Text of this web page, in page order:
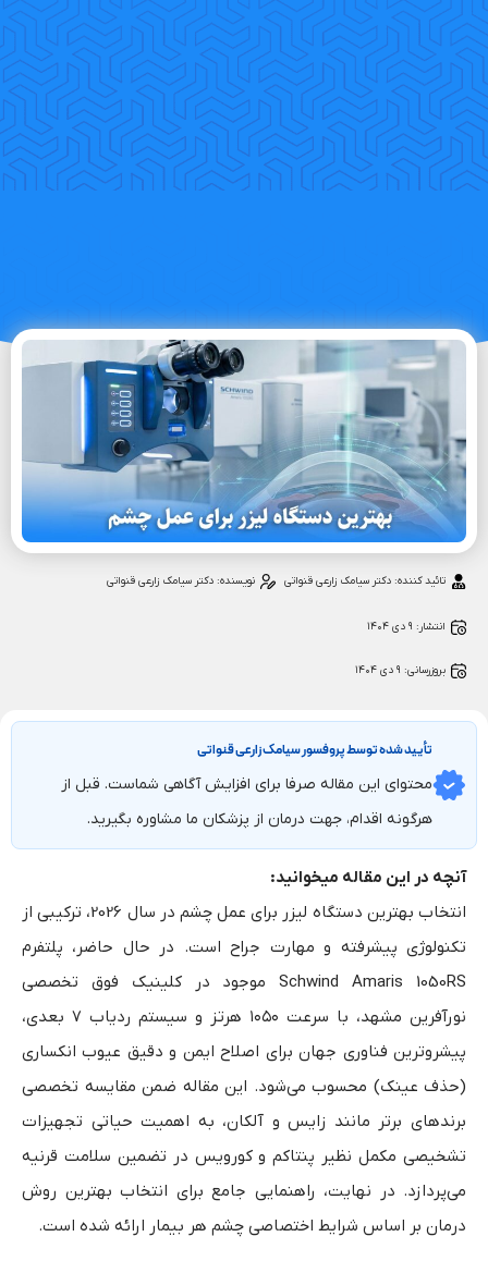
تائید کننده: دکتر سیامک زارعی قنواتی نویسنده: دکتر سیامک زارعی قنواتی
انتشار: ۹ دی ۱۴۰۴
بروزرسانی: ۹ دی ۱۴۰۴
تأیید‌‌‌‌‌‌‌ شده توسط پروفسور سیامک زارعی قنواتی
محتوای این مقاله صرفا برای افزایش آگاهی شماست. قبل از
هرگونه اقدام، جهت درمان از پزشکان ما مشاوره بگیرید.
آنچه در این مقاله میخوانید:
انتخاب بهترین دستگاه لیزر برای عمل چشم در سال 2026، ترکیبی از
تکنولوژی پیشرفته و مهارت جراح است. در حال حاضر، پلتفرم
Schwind Amaris 1050RS موجود در کلینیک فوق تخصصی
نورآفرین مشهد، با سرعت ۱۰۵۰ هرتز و سیستم ردیاب ۷ بعدی،
پیشروترین فناوری جهان برای اصلاح ایمن و دقیق عیوب انکساری
(حذف عینک) محسوب می‌شود. این مقاله ضمن مقایسه تخصصی
برندهای برتر مانند زایس و آلکان، به اهمیت حیاتی تجهیزات
تشخیصی مکمل نظیر پنتاکم و کورویس در تضمین سلامت قرنیه
می‌پردازد. در نهایت، راهنمایی جامع برای انتخاب بهترین روش
درمان بر اساس شرایط اختصاصی چشم هر بیمار ارائه شده است.